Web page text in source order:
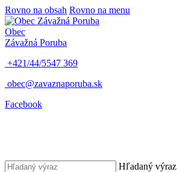
Rovno na obsah Rovno na menu
Obec
Závažná Poruba
+421/44/5547 369
obec@zavaznaporuba.sk
Facebook
Hľadaný výraz